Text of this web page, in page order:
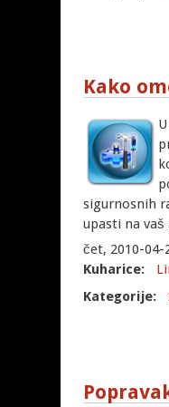
Kako
sigurnosnih
upasti na
čet, 2010-04-
Kuharice:
Kategorije: